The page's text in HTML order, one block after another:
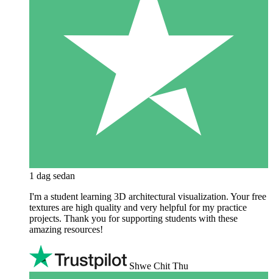
1 dag sedan
I'm a student learning 3D architectural visualization. Your free
textures are high quality and very helpful for my practice
projects. Thank you for supporting students with these
amazing resources!
Shwe Chit Thu